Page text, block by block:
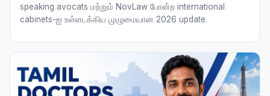
speaking avocats மற்றும் NovLaw போன்ற international
cabinets-ஐ உள்ளடக்கிய முழுமையான 2026 update.